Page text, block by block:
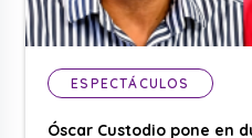
ESPECTÁCULOS
Óscar Custodio pone en